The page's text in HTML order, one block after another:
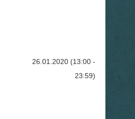
26.01.2020 (13:00 -
23:59)